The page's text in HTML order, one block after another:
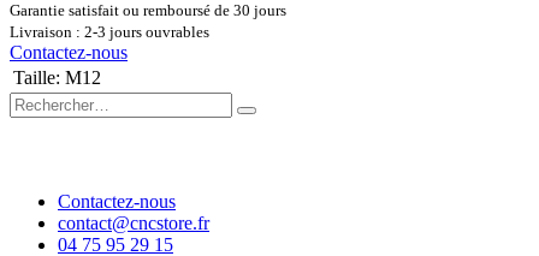
Garantie satisfait ou remboursé de 30 jours
Livraison : 2-3 jours ouvrables
Contactez-nous
Taille: M12
Contactez-nous
contact@cncstore.fr
04 75 95 29 15